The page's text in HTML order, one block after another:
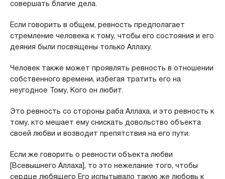
совершать благие дела.
Если говорить в общем, ревность предполагает
стремление человека к тому, чтобы его состояния и его
деяния были посвящены только Аллаху.
Человек также может проявлять ревность в отношении
собственного времени, избегая тратить его на
неугодное Тому, Кого он любит.
Это ревность со стороны раба Аллаха, и это ревность к
тому, кто мешает ему снискать довольство объекта
своей любви и возводит препятствия на его пути.
Если же говорить о ревности объекта любви
[Всевышнего Аллаха], то это нежелание того, чтобы
сердце любящего Его испытывало такую же любовь к